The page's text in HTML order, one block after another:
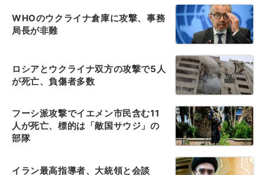
WHOのウクライナ倉庫に攻撃、事務
局長が非難
ロシアとウクライナ双方の攻撃で5人
が死亡、負傷者多数
フーシ派攻撃でイエメン市民含む11
人が死亡、標的は「敵国サウジ」の
部隊
イラン最高指導者、大統領と会談